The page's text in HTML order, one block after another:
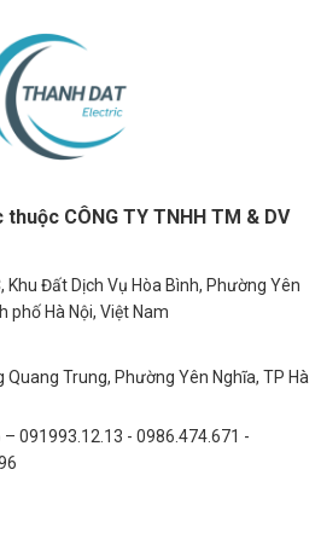
CÔNG TY TNHH TM & DV
Khu Đất Dịch Vụ Hòa Bình, Phường Yên
phố Hà Nội, Việt Nam
Trung, Phường Yên Nghĩa, TP Hà
091993.12.13 - 0986.474.671 -